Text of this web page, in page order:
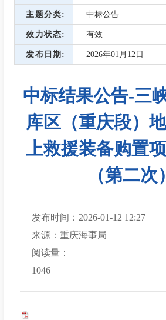
主题分类 中标公告
效力状态 有效
发布日期 2026年01月12日
中标结果公告-三
库区（重庆段）
上救援装备购置
（第二次）
发布时间：2026-01-12 12:27
来源：重庆海事局
阅读量：
1046